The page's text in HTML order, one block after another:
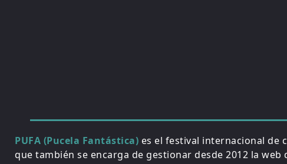
PUFA (Pucela Fantástica) es el festival internacional de
que también se encarga de gestionar desde 2012 la web